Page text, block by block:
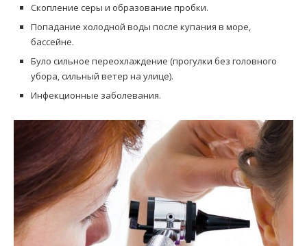
Скопление серы и образование пробки.
Попадание холодной воды после купания в море,
бассейне.
Було сильное переохлаждение (прогулки без головного
убора, сильный ветер на улице).
Инфекционные заболевания.